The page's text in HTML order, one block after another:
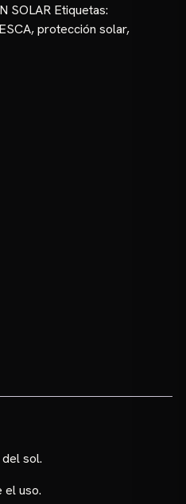
SOLAR Etiquetas:
,protección solar,
sol.
el uso.